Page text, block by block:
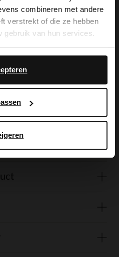
combineren met andere
verstrekt of die ze hebben
gebruik van hun services.
banden die
lopen. We
en bescherming
isn't Dutch. Would